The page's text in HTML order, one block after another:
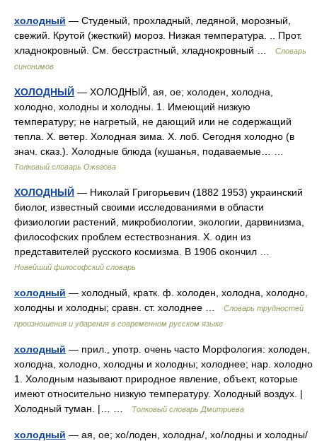
холодный — Студеный, прохладный, ледяной, морозный,
свежий. Крутой (жесткий) мороз. Низкая температура. .. Прот.
хладнокровный. См. бесстрастный, хладнокровный …
Словарь
синонимов
ХОЛОДНЫЙ — ХОЛОДНЫЙ, ая, ое; холоден, холодна,
холодно, холодны и холодны. 1. Имеющий низкую
температуру; не нагретый, не дающий или не содержащий
тепла. Х. ветер. Холодная зима. Х. лоб. Сегодня холодно (в
знач. сказ.). Холодные блюда (кушанья, подаваемые… …
Толковый словарь Ожегова
ХОЛОДНЫЙ — Николай Григорьевич (1882 1953) украинский
биолог, известный своими исследованиями в области
физиологии растений, микробиологии, экологии, дарвинизма,
философских проблем естествознания. X. один из
представителей русского космизма. В 1906 окончил …
Новейший философский словарь
холодный — холодный, кратк. ф. холоден, холодна, холодно,
холодны и холодны; сравн. ст. холоднее …
Словарь трудностей
произношения и ударения в современном русском языке
холодный — прил., употр. очень часто Морфология: холоден,
холодна, холодно, холодны и холодны; холоднее; нар. холодно
1. Холодным называют природное явление, объект, которые
имеют относительно низкую температуру. Холодный воздух. |
Холодный туман. |… …
Толковый словарь Дмитриева
холодный — ая, ое; хо/лоден, холодна/, хо/лодны и холодны/